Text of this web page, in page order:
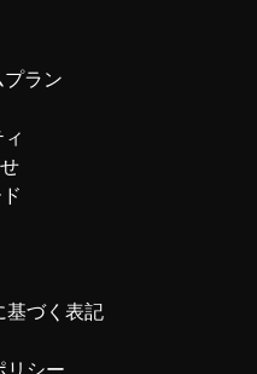
ラン
基づく表記
リシー